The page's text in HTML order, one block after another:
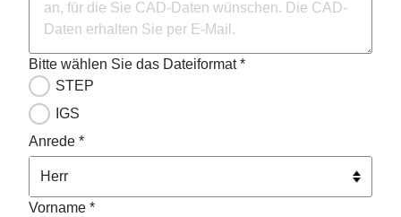
Bitte wählen Sie das Dateiformat *
STEP
IGS
Anrede *
Vorname *